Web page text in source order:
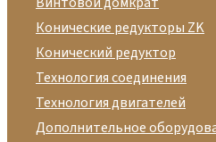
Конические редукторы ZK
Конический редуктор
Технология соединения
Технология двигателей
Дополнительное